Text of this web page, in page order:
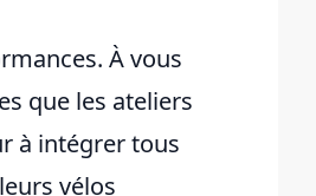
À vous
que les ateliers
à intégrer tous
vélos